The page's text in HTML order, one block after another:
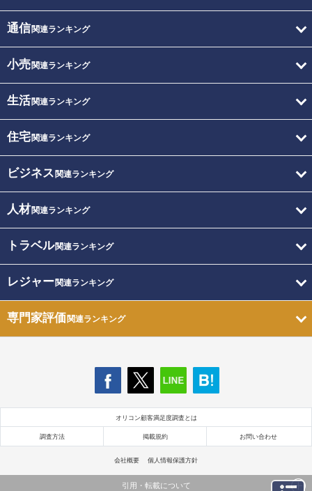
通信関連ランキング
小売関連ランキング
生活関連ランキング
住宅関連ランキング
ビジネス 関連ランキング
人材関連ランキング
トラベル関連ランキング
レジャー関連ランキング
専門家評価関連ランキング
オリコン顧客満足度調査とは
調査方法 掲載規約 お問い合わせ
会社概要 個人情報保護方針
引用・転載について